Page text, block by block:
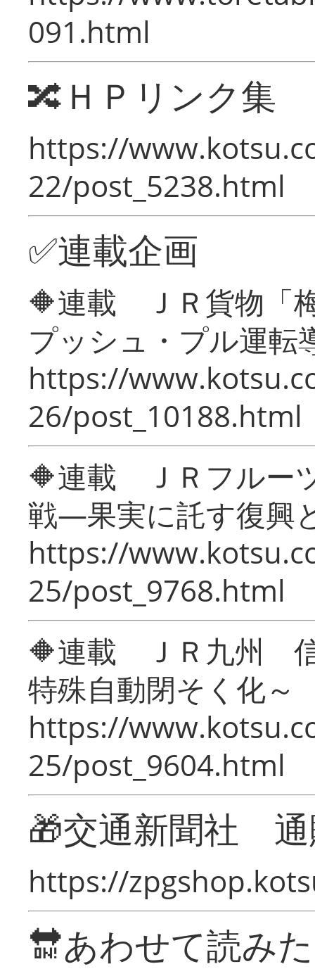
091.html
🔀ＨＰリンク集
https://
22/post_5238.html
✅連載企画
🔶連載 ＪＲ貨物「
プッシュ・プル運転
https://
26/post_10188.html
🔶連載 ＪＲフルー
戦―果実に託す復興
https://
25/post_9768.html
🔶連載 ＪＲ九州 信
特殊自動閉そく化～
https://
25/post_9604.html
🎁交通新聞社
https://
🔛あわせて読み